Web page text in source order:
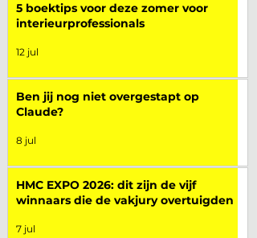
5 boektips voor deze zomer voor
interieurprofessionals
12 jul
Ben jij nog niet overgestapt op
Claude?
8 jul
HMC EXPO 2026: dit zijn de vijf
winnaars die de vakjury overtuigden
7 jul